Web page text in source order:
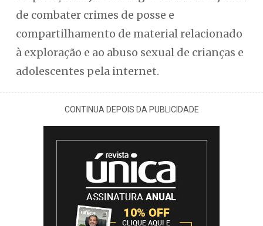
de combater crimes de posse e
compartilhamento de material relacionado
à exploração e ao abuso sexual de crianças e
adolescentes pela internet.
CONTINUA DEPOIS DA PUBLICIDADE